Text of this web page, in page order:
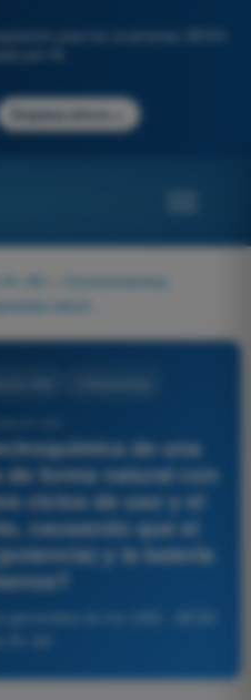
para los exámenes AESA
Empieza ahora
A3
Conocimientos
de una
forma natural con
ciclos de uso y el
causando que el
y la batería
de los UAS - AESA